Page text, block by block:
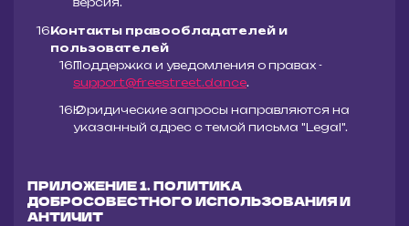
Контакты правообладателей и
пользователей
Поддержка и уведомления о правах -
support@freestreet.dance.
Юридические запросы направляются на
указанный адрес с темой письма "Legal".
ПРИЛОЖЕНИЕ 1. ПОЛИТИКА
ДОБРОСОВЕСТНОГО ИСПОЛЬЗОВАНИЯ И
АНТИЧИТ